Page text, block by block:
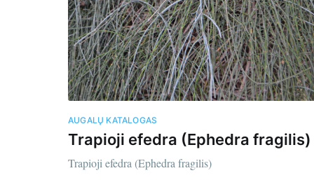
AUGALŲ KATALOGAS
Trapioji efedra (Ephedra fragilis)
Trapioji efedra (Ephedra fragilis)